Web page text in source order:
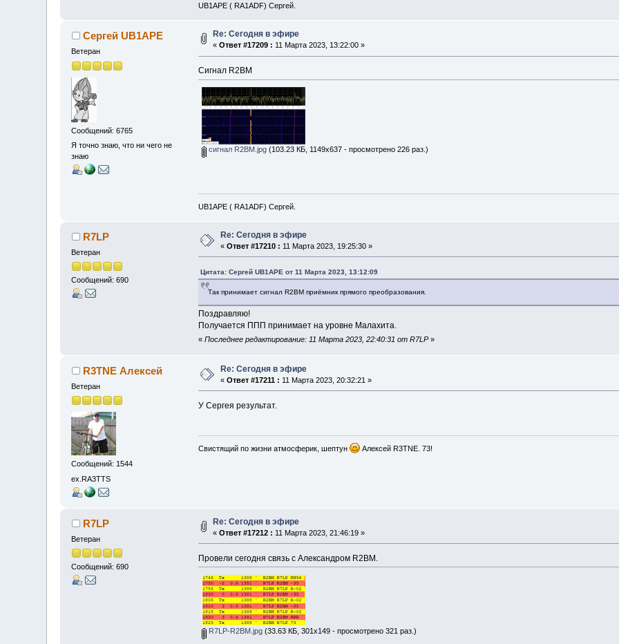
UB1APE ( RA1ADF) Сергей.
Сергей UB1APE
Ветеран
Сообщений: 6765
Я точно знаю, что ни чего не
знаю
Re: Сегодня в эфире
«Ответ #17209 : 11 Марта 2023, 13:22:00 »
Сигнал R2BM
сигнал R2BM.jpg (103.23 КБ, 1149x637 - просмотрено 226 раз.)
UB1APE ( RA1ADF) Сергей.
R7LP
Ветеран
Сообщений: 690
Re: Сегодня в эфире
«Ответ #17210 : 11 Марта 2023, 19:25:30 »
Цитата: Сергей UB1APE от 11 Марта 2023, 13:12:09
Так принимает сигнал R2BM приёмник прямого преобразования.
Поздравляю!
Получается ППП принимает на уровне Малахита.
« Последнее редактирование: 11 Марта 2023, 22:40:31 от R7LP»
R3TNE Алексей
Ветеран
Сообщений: 1544
ex.RA3TTS
Re: Сегодня в эфире
«Ответ #17211 : 11 Марта 2023, 20:32:21 »
У Сергея результат.
Свистящий по жизни атмосферик, шептун Алексей R3TNE. 73!
R7LP
Ветеран
Сообщений: 690
Re: Сегодня в эфире
«Ответ #17212 : 11 Марта 2023, 21:46:19 »
Провели сегодня связь с Александром R2BM.
R7LP-R2BM.jpg (33.63 КБ, 301x149 - просмотрено 321 раз.)